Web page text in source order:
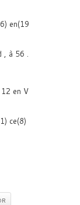
en(19
, à 56 .
en V
ce(8)